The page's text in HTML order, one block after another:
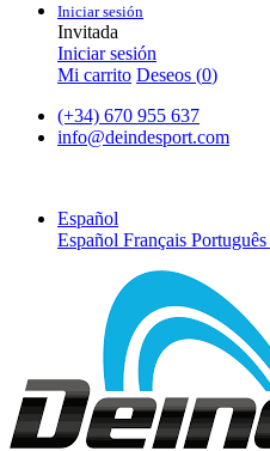
Iniciar sesión
Invitada
Iniciar sesión
Mi carrito Deseos (0)
(+34) 670 955 637
info@deindesport.com
Español
Español Français Português